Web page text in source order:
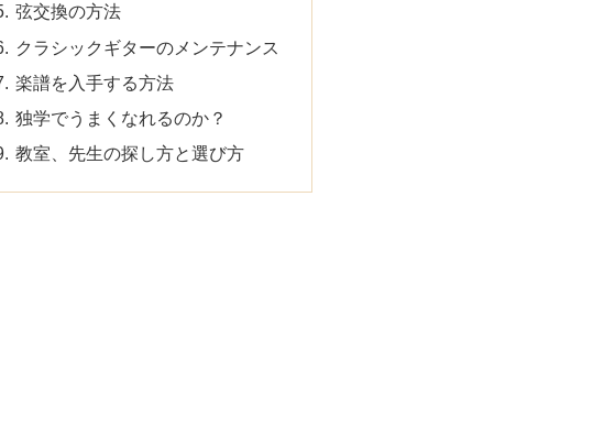
弦交換の方法
クラシックギターのメンテナンス
楽譜を入手する方法
独学でうまくなれるのか？
教室、先生の探し方と選び方